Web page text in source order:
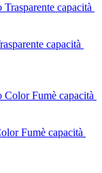
capacità
Fumè capacità